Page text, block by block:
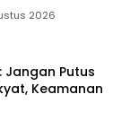
2026
Jangan Putus
Keamanan